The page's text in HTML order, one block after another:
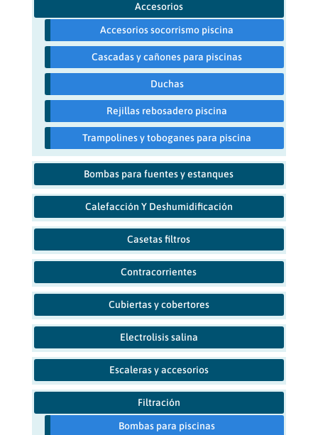
Accesorios
Accesorios socorrismo piscina
Cascadas y cañones para piscinas
Duchas
Rejillas rebosadero piscina
Trampolines y toboganes para piscina
Bombas para fuentes y estanques
Calefacción Y Deshumidificación
Casetas filtros
Contracorrientes
Cubiertas y cobertores
Electrolisis salina
Escaleras y accesorios
Filtración
Bombas para piscinas